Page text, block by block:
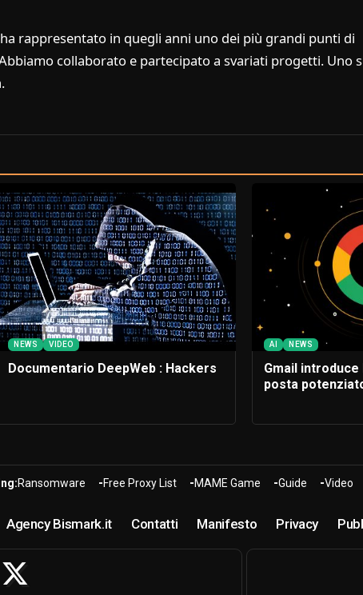
rappresentato in quegli anni uno dei più grandi punti di
collaborato e partecipato a svariati progetti. Uno
NEWS VIDEO
Documentario DeepWeb : Hackers
AI NEWS
Gmail
posta
Ransomware Free Proxy List MAME Game Guide Video
Agency Bismark.it Contatti Manifesto Privacy